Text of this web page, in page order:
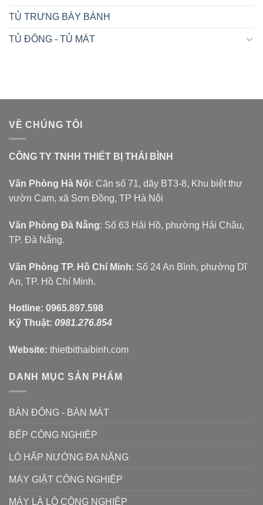
TỦ TRƯNG BÀY BÁNH
TỦ ĐÔNG - TỦ MÁT
VỀ CHÚNG TÔI
CÔNG TY TNHH THIẾT BỊ THÁI BÌNH
Văn Phòng Hà Nội: Căn số 71, dãy BT3-8, Khu biệt thự
vườn Cam, xã Sơn Đồng, TP Hà Nội
Văn Phòng Đà Nẵng: Số 63 Hải Hồ, phường Hải Châu,
TP. Đà Nẵng.
Văn Phòng TP. Hồ Chí Minh: Số 24 An Bình, phường Dĩ
An, TP. Hồ Chí Minh.
Hotline: 0965.897.598
Kỹ Thuật: 0981.276.854
Website: thietbithaibinh.com
DANH MỤC SẢN PHẨM
BÀN ĐÔNG - BÀN MÁT
BẾP CÔNG NGHIỆP
LÒ HẤP NƯỚNG ĐA NĂNG
MÁY GIẶT CÔNG NGHIỆP
MÁY LÀ LÔ CÔNG NGHIỆP